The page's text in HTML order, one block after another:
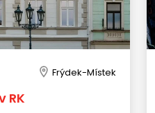
Frýdek-Místek
RK